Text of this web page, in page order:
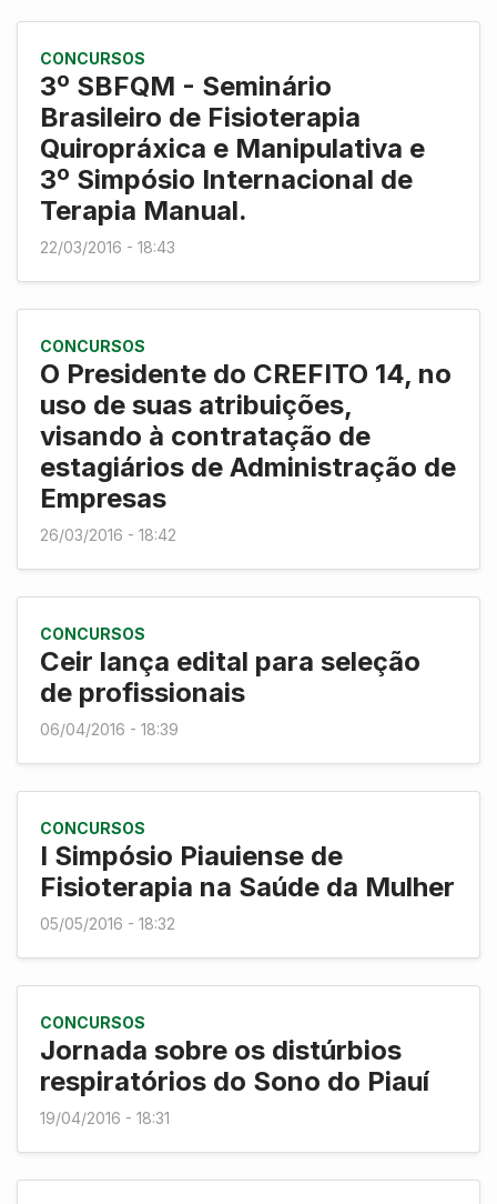
CONCURSOS
3º SBFQM - Seminário
Brasileiro de Fisioterapia
Quiropráxica e Manipulativa e
3º Simpósio Internacional de
Terapia Manual.
22/03/2016 - 18:43
CONCURSOS
O Presidente do CREFITO 14, no
uso de suas atribuições,
visando à contratação de
estagiários de Administração de
Empresas
26/03/2016 - 18:42
CONCURSOS
Ceir lança edital para seleção
de profissionais
06/04/2016 - 18:39
CONCURSOS
I Simpósio Piauiense de
Fisioterapia na Saúde da Mulher
05/05/2016 - 18:32
CONCURSOS
Jornada sobre os distúrbios
respiratórios do Sono do Piauí
19/04/2016 - 18:31